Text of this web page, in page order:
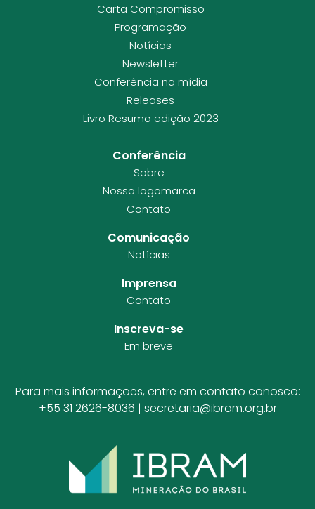
Carta Compromisso
Programação
Notícias
Newsletter
Conferência na mídia
Releases
Livro Resumo edição 2023
Conferência
Sobre
Nossa logomarca
Contato
Comunicação
Notícias
Imprensa
Contato
Inscreva-se
Em breve
Para mais informações, entre em contato conosco:
+55 31 2626-8036 | secretaria@ibram.org.br